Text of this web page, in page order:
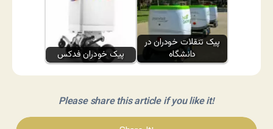
پیک خودران فدکس
پیک تنقلات خودران در
دانشگاه
Please share this article if you like it!